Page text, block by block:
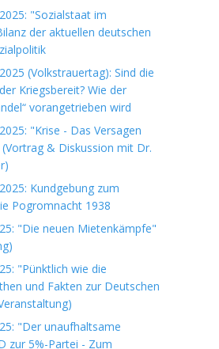
"Sozialstaat im
der aktuellen deutschen
(Volkstrauertag): Sind die
Kriegsbereit? Wie der
vorangetrieben wird
"Krise - Das Versagen
& Diskussion mit Dr.
Kundgebung zum
Pogromnacht 1938
"Die neuen Mietenkämpfe"
"Pünktlich wie die
und Fakten zur Deutschen
"Der unaufhaltsame
zur 5%-Partei - Zum